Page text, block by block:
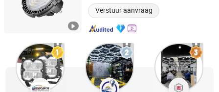
Verstuur aanvraag